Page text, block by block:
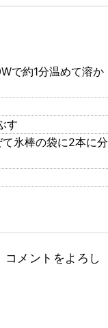
で約1分温めて溶か
す
氷棒の袋に2本に分
メントをよろし